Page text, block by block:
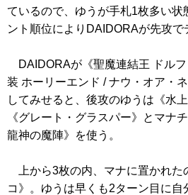
ているので、ゆうが手札1枚多い状
ント順位によりDAIDORAが先攻で
DAIDORAが 《聖魔連結王 ドル
装 ホーリーエンド / ナウ・オア・ネ
してみせると、後攻のゆうは 《水
《グレート・グラスパー》
とマナ
龍神の魔陣》
を使う。
上から3枚の内、マナに置かれた
コ》
。ゆうは早くも2ターン目に自